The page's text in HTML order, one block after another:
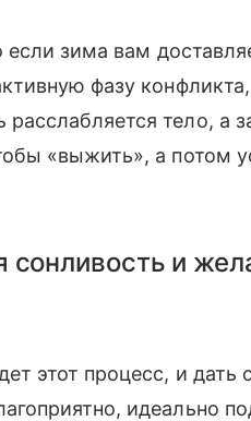
зима вам
фазу
тело, а
«выжить», а потом
и
этот процесс, и
идеально